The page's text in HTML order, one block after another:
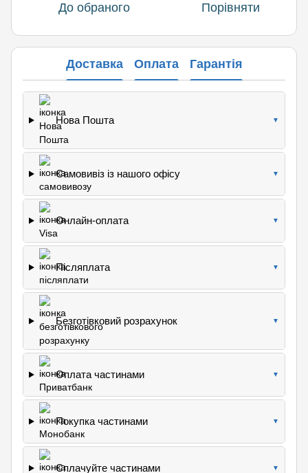
До обраного Порівняти
Доставка Оплата Гарантія
Нова Пошта ▼
Самовивіз із нашого офісу ▼
Онлайн-оплата ▼
Післяплата ▼
Безготівковий розрахунок ▼
Оплата частинами ▼
Покупка частинами ▼
Сплачуйте частинами ▼